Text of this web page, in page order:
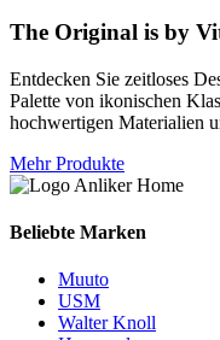
The Original is by
Entdecken Sie zeitloses
Palette von ikonischen
hochwertigen Materialien
Mehr Produkte
Beliebte Marken
Muuto
USM
Walter Knoll